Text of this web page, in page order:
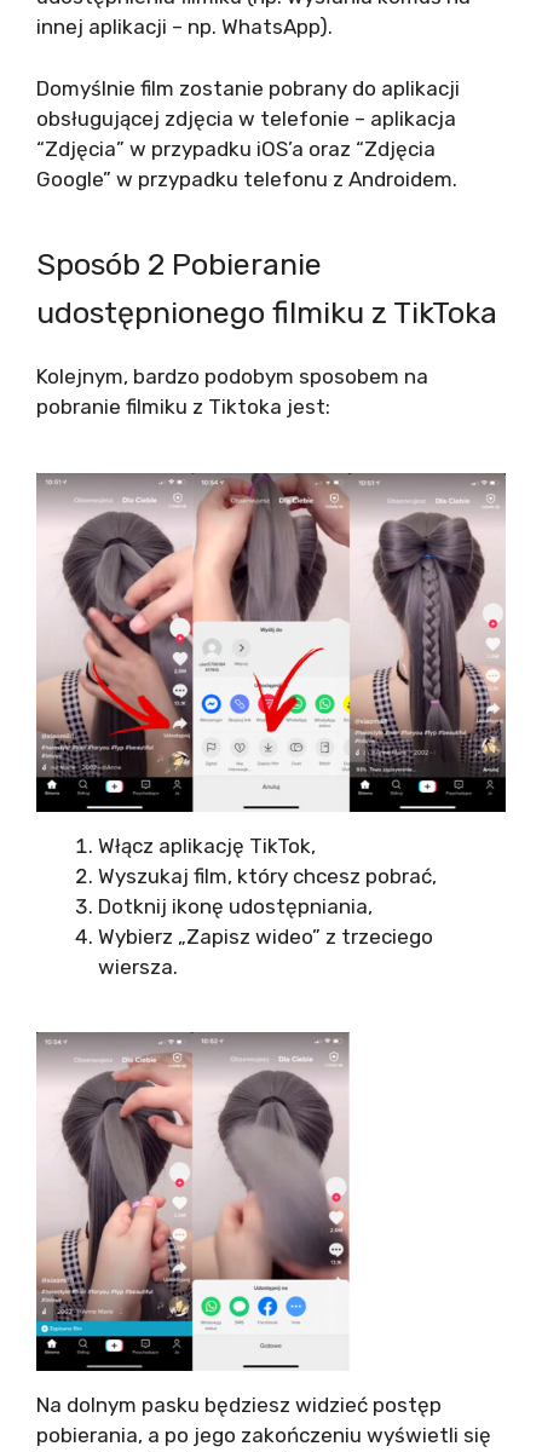
innej aplikacji – np. WhatsApp).
Domyślnie film zostanie pobrany do aplikacji
obsługującej zdjęcia w telefonie – aplikacja
“Zdjęcia” w przypadku iOS’a oraz “Zdjęcia
Google” w przypadku telefonu z Androidem.
Sposób 2 Pobieranie
udostępnionego filmiku z TikToka
Kolejnym, bardzo podobym sposobem na
pobranie filmiku z Tiktoka jest:
Włącz aplikację TikTok,
Wyszukaj film, który chcesz pobrać,
Dotknij ikonę udostępniania,
Wybierz „Zapisz wideo” z trzeciego
wiersza.
Na dolnym pasku będziesz widzieć postęp
pobierania, a po jego zakończeniu wyświetli się